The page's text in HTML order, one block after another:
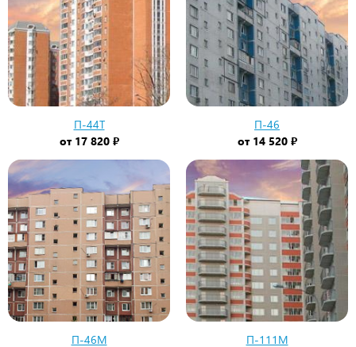
П-44Т
от 17 820 ₽
П-46
от 14 520 ₽
П-46М
П-111М